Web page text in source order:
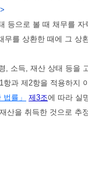
으로 볼 때 채무를
무를 상환한 때에 그 상
, 소득, 재산 상태 등을
항과 제2항을 적용하지
률」 제3조에 따라 실
산을 취득한 것으로